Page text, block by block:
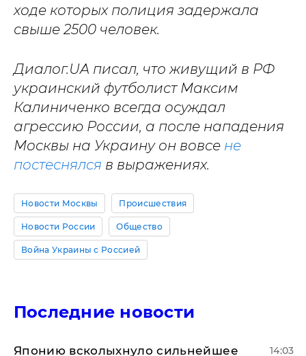
ходе которых полиция задержала
свыше 2500 человек.
Диалог.UA писал, что живущий в РФ
украинский футболист Максим
Калиниченко всегда осуждал
агрессию России, а после нападения
Москвы на Украину он вовсе не
постеснялся в выражениях.
Новости Москвы Происшествия
Новости России Общество
Война Украины с Россией
Последние новости
Японию всколыхнуло сильнейшее
14:03